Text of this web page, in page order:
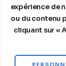
expérience de
ou du contenu
cliquant sur «